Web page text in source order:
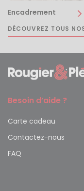
Encadrement
DÉCOUVREZ TOUS
Besoin d’aide ?
Carte cadeau
Contactez-nous
FAQ